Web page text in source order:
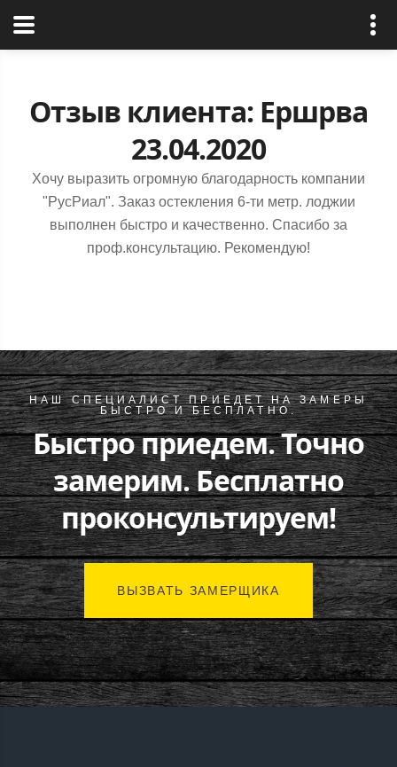
Отзыв клиента: Ершрва
23.04.2020
Хочу выразить огромную благодарность компании
"РусРиал". Заказ остекления 6-ти метр. лоджии
выполнен быстро и качественно. Спасибо за
проф.консультацию. Рекомендую!
НАШ СПЕЦИАЛИСТ ПРИЕДЕТ НА ЗАМЕРЫ
БЫСТРО И БЕСПЛАТНО.
Быстро приедем. Точно
замерим. Бесплатно
проконсультируем!
ВЫЗВАТЬ ЗАМЕРЩИКА